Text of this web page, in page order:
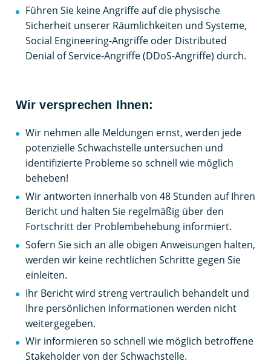
Führen Sie keine Angriffe auf die physische
Sicherheit unserer Räumlichkeiten und Systeme,
Social Engineering-Angriffe oder Distributed
Denial of Service-Angriffe (DDoS-Angriffe) durch.
Wir versprechen Ihnen:
Wir nehmen alle Meldungen ernst, werden jede
potenzielle Schwachstelle untersuchen und
identifizierte Probleme so schnell wie möglich
beheben!
Wir antworten innerhalb von 48 Stunden auf Ihren
Bericht und halten Sie regelmäßig über den
Fortschritt der Problembehebung informiert.
Sofern Sie sich an alle obigen Anweisungen halten,
werden wir keine rechtlichen Schritte gegen Sie
einleiten.
Ihr Bericht wird streng vertraulich behandelt und
Ihre persönlichen Informationen werden nicht
weitergegeben.
Wir informieren so schnell wie möglich betroffene
Stakeholder von der Schwachstelle.